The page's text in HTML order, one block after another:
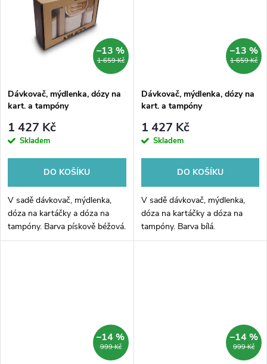
1 659 Kč
–13 %
Dávkovač, mýdlenka, dózy na
kart. a tampóny
1 427 Kč
Skladem
DO KOŠÍKU
V sadě dávkovač, mýdlenka,
dóza na kartáčky a dóza na
tampóny. Barva pískově béžová.
1 659 Kč
–13 %
Dávkovač, mýdlenka, dózy na
kart. a tampóny
1 427 Kč
Skladem
DO KOŠÍKU
V sadě dávkovač, mýdlenka,
dóza na kartáčky a dóza na
tampóny. Barva bílá.
999 Kč
–14 %
999 Kč
–14 %